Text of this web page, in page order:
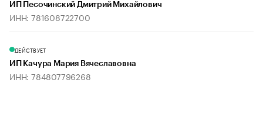
ИП Песочинский Дмитрий Михайлович
ИНН: 781608722700
ДЕЙСТВУЕТ
ИП Качура Мария Вячеславовна
ИНН: 784807796268